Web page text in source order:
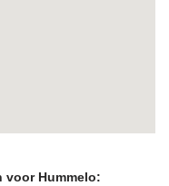
voor Hummelo: